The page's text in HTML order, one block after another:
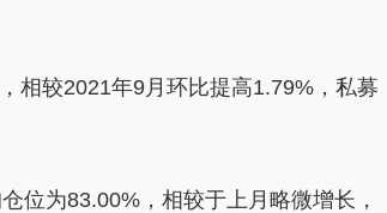
相较2021年9月环比提高1.79%， 私募
位为83.00%，相较于上月略微增长，